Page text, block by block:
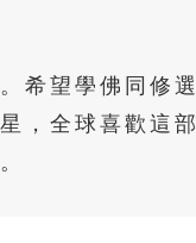
希望學佛同修
，全球喜歡這